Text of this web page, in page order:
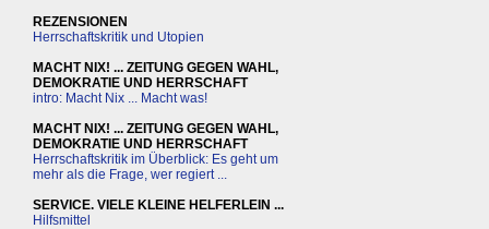
REZENSIONEN
Herrschaftskritik und Utopien
MACHT NIX! ... ZEITUNG GEGEN WAHL,
DEMOKRATIE UND HERRSCHAFT
intro: Macht Nix ... Macht was!
MACHT NIX! ... ZEITUNG GEGEN WAHL,
DEMOKRATIE UND HERRSCHAFT
Herrschaftskritik im Überblick: Es geht um
mehr als die Frage, wer regiert ...
SERVICE. VIELE KLEINE HELFERLEIN ...
Hilfsmittel